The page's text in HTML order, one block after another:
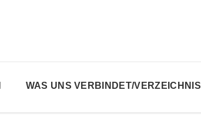
WAS UNS VERBINDET/VERZEICHNIS